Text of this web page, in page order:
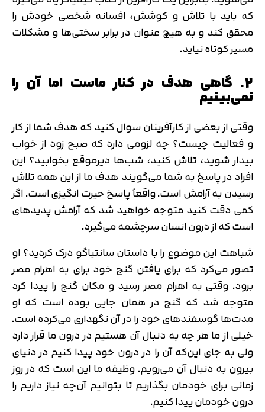
که باید با تلاش و کوشش، افسانه شخصی خودش را
محقق کند و به هیچ عنوان در برابر سختی‌ها و مشکلات
مسیر کوتاه نیاید.
2. گاهی هدف در کنار ماست اما آن را
نمی‌بینیم
وقتی از بعضی از کارآفرینان سوال کنید که هدف شما از کار
و فعالیت چیست؟ چه لزومی دارد که صبح زود از خواب
بیدار شوید، تلاش کنید، شب‌ها دیرموقع بخوابید؟ این
افراد در پاسخ به شما می‌گویند هدف ما از این همه تلاش
رسیدن به آرامش است. واقعاً پاسخ حیرت انگیزی است. اگر
کمی دقت کنید متوجه خواهید شد که آرامش پدیده‎ای
است که از درون انسان سرچشمه می‌گیرد.
شباهت این موضوع را با داستان سانتیاگو درک کردید؟ او
تصور می‌کرد که برای یافتن گنج خود برای به اهرام مصر
برود. وقتی به اهرام مصر رسید و مکان گنج را پیدا کرد
متوجه شد که گنج در همان جایی بوده است که او
مدت‌ها گوسفندهای خود را در آن نگهداری می‌کرده است.
خیلی از ما هر چه به دنبال آن هستیم در درون ما قرار دارد
ولی به جای این‌که آن را در درون خود پیدا کنیم در دنیای
بیرون به دنبال آن می‌رویم. وظیفه ما این است که در روز
زمانی برای خودمان بگذاریم تا بتوانیم آن‌چه نیاز داریم را
درون خودمان پیدا کنیم.
تایید کد
کد ارسال شده را وارد کنید
اصلاح شماره
تایید کد
دریافت مجدد کد:00:59
متوجه شدم